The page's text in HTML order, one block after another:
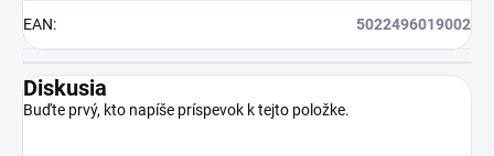
EAN: 5022496019002
Diskusia
Buďte prvý, kto napíše príspevok k tejto položke.